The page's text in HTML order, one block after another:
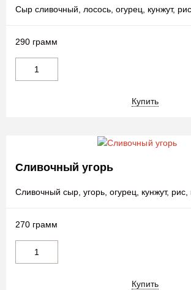
Сыр сливочный, лосось, огурец, кунжут,
290 грамм
Купить
Сливочный угорь
Сливочный сыр, угорь, огурец, кунжут, рис,
270 грамм
Купить